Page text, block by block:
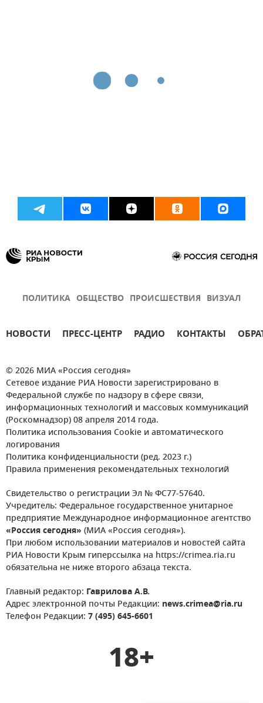
ПОЛИТИКА ОБЩЕСТВО ПРОИСШЕСТВИЯ ВИЗУАЛ
НОВОСТИ ПРЕСС-ЦЕНТР РАДИО КОНТАКТЫ
© 2026 МИА «Россия сегодня»
Сетевое издание РИА Новости зарегистрировано в
Федеральной службе по надзору в сфере связи,
информационных технологий и массовых коммуникаций
(Роскомнадзор) 08 апреля 2014 года.
Политика использования Cookie и автоматического
логирования
Политика конфиденциальности (ред. 2023 г.)
Правила применения рекомендательных технологий
Свидетельство о регистрации Эл № ФС77-57640.
Учредитель: Федеральное государственное унитарное
предприятие Международное информационное агентство
«Россия сегодня» (МИА «Россия сегодня»).
При любом использовании материалов и новостей сайта
РИА Новости Крым гиперссылка на https://crimea.ria.ru
обязательна не ниже второго абзаца текста.
Главный редактор: Гаврилова А.В.
Адрес электронной почты Редакции: news.crimea@ria.ru
Телефон Редакции: 7 (495) 645-6601
18+